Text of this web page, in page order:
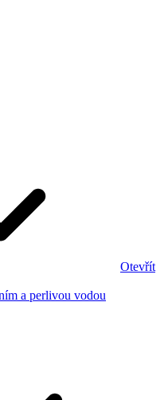
Otevřít
a perlivou vodou